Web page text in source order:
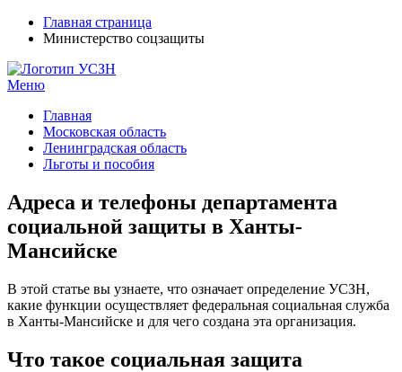
Главная страница
Министерство соцзащиты
Меню
Главная
Московская область
Ленинградская область
Льготы и пособия
Адреса и телефоны департамента
социальной защиты в Ханты-
Мансийске
В этой статье вы узнаете, что означает определение УСЗН,
какие функции осуществляет федеральная социальная служба
в Ханты-Мансийске и для чего создана эта организация.
Что такое социальная защита